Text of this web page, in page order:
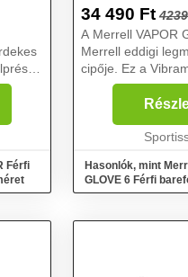
a
Férfi
34 490 Ft
A Merrell VAPOR
Merrell eddigi
cipője. Ez a
talpnak
tökéletesen
maximális
érdekében,
Hasonlók, mint
GLOVE 6 Férfi
sötétkék, méret 44